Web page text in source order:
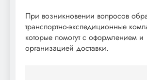
При возникновении вопросов
транспортно-экспедиционные
которые помогут с оформлением и
организацией доставки.